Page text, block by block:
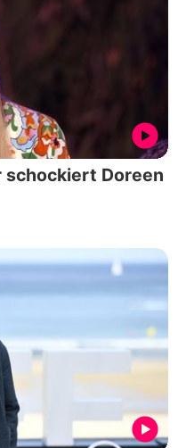
schockiert Doreen